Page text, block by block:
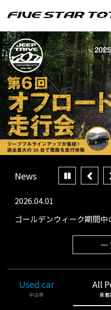
News
2026.04.01
ゴールデンウィーク期間
一
Used car
中古車
All
新着